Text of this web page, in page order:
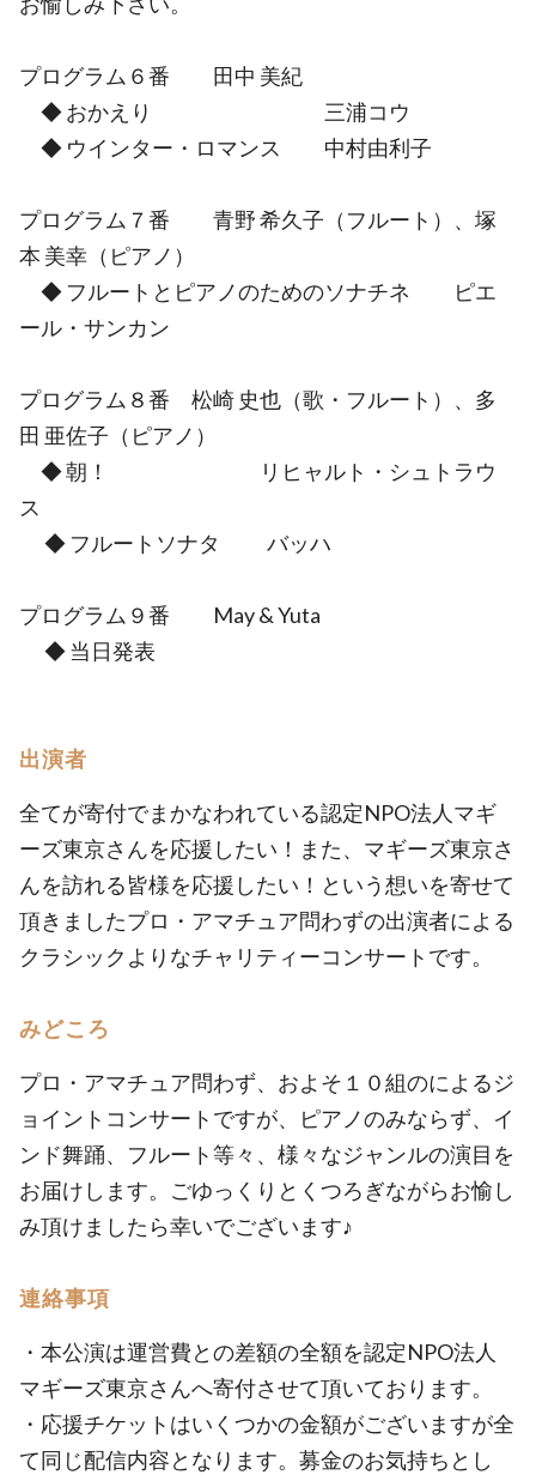
プログラム６番 田中 美紀
◆ おかえり 三浦コウ
◆ ウインター・ロマンス 中村由利子
プログラム７番 青野 希久子（フルート）、塚
本 美幸（ピアノ）
◆ フルートとピアノのためのソナチネ ピエ
ール・サンカン
プログラム８番 松崎 史也（歌・フルート）、多
田 亜佐子（ピアノ）
◆ 朝！ リヒャルト・シュトラウ
ス
◆ フルートソナタ バッハ
プログラム９番 May & Yuta
◆ 当日発表
出演者
全てが寄付でまかなわれている認定NPO法人マギ
ーズ東京さんを応援したい！また、マギーズ東京さ
んを訪れる皆様を応援したい！という想いを寄せて
頂きましたプロ・アマチュア問わずの出演者による
クラシックよりなチャリティーコンサートです。
みどころ
プロ・アマチュア問わず、およそ１０組のによるジ
ョイントコンサートですが、ピアノのみならず、イ
ンド舞踊、フルート等々、様々なジャンルの演目を
お届けします。ごゆっくりとくつろぎながらお愉し
み頂けましたら幸いでございます♪
連絡事項
・本公演は運営費との差額の全額を認定NPO法人
マギーズ東京さんへ寄付させて頂いております。
・応援チケットはいくつかの金額がございますが全
て同じ配信内容となります。募金のお気持ちとし